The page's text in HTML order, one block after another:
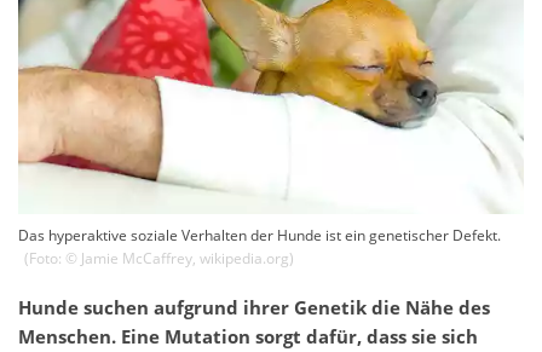
Das hyperaktive soziale Verhalten der Hunde ist ein genetischer Defekt.
(Foto: © Jamie McCaffrey, wikipedia.org)
Hunde suchen aufgrund ihrer Genetik die Nähe des
Menschen. Eine Mutation sorgt dafür, dass sie sich